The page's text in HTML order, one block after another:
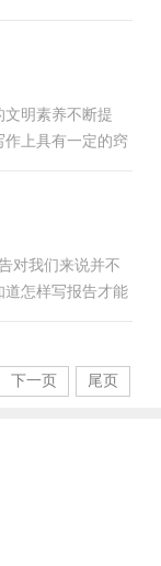
文明素养不断提
上具有一定的窍
对我们来说并不
道怎样写报告才能
下一页 尾页